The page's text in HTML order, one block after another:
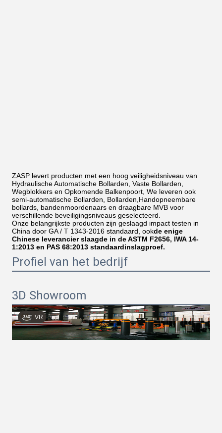
ZASP levert producten met een hoog veiligheidsniveau van
Hydraulische Automatische Bollarden, Vaste Bollarden,
Wegblokkers en Opkomende Balkenpoort, We leveren ook
semi-automatische Bollarden, Bollarden,Handopneembare
bollards, bandenmoordenaars en draagbare MVB voor
verschillende beveiligingsniveaus geselecteerd.
Onze belangrijkste producten zijn geslaagd impact testen in
China door GA / T 1343-2016 standaard, ookde enige
Chinese leverancier slaagde in de ASTM F2656, IWA 14-
1:2013 en PAS 68:2013 standaardinslagproef.
Profiel van het bedrijf
3D Showroom
VR